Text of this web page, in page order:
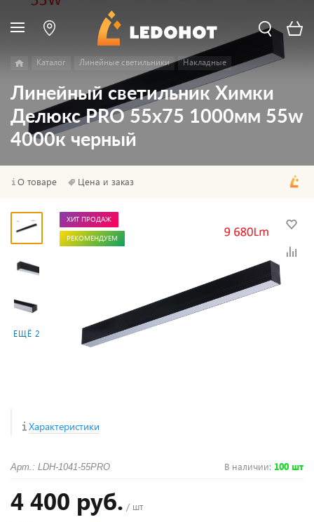
Каталог Линейные светильники Накладные
Линейный светильник Химки
Делюкс PRO 55х75 1000мм 55w
4000к черный
О товаре Цена и заказ
ЕЩЁ 2
ХИТ ПРОДАЖ
РЕКОМЕНДУЕМ
Характеристики
Арт.: LDH-1041-55PRO В наличии: 100 шт
4 400 руб. / шт